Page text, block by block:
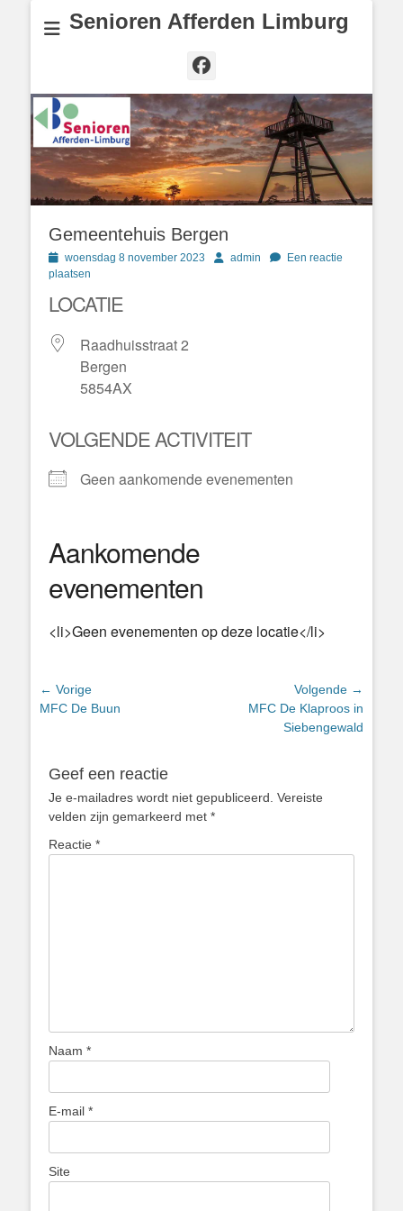
Senioren Afferden Limburg
Facebook
Gemeentehuis Bergen
Geplaatst
op
woensdag 8 november 2023 Authoradmin
Een reactie
plaatsen
LOCATIE
Raadhuisstraat 2
Bergen
5854AX
VOLGENDE ACTIVITEIT
Geen aankomende evenementen
Aankomende
evenementen
<li>Geen evenementen op deze locatie</li>
Bericht
navigatie
← Vorige
Vorig
MFC De Buun
Volgende →
MFC De Klaproos in
Siebengewald
Geef een reactie
Je e-mailadres wordt niet gepubliceerd. Vereiste
velden zijn gemarkeerd met *
Reactie *
Naam *
E-mail *
Site